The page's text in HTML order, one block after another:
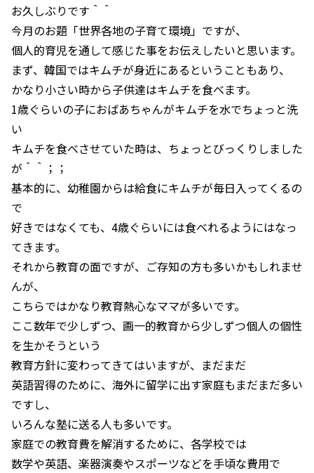
お久しぶりです＾＾
今月のお題「世界各地の子育て環境」ですが、
個人的育児を通して感じた事をお伝えしたいと思います。
まず、韓国ではキムチが身近にあるということもあり、
かなり小さい時から子供達はキムチを食べます。
1歳ぐらいの子におばあちゃんがキムチを水でちょっと洗
い
キムチを食べさせていた時は、ちょっとびっくりしました
が＾＾；；
基本的に、幼稚園からは給食にキムチが毎日入ってくるの
で
好きではなくても、4歳ぐらいには食べれるようにはなっ
てきます。
それから教育の面ですが、ご存知の方も多いかもしれませ
んが、
こちらではかなり教育熱心なママが多いです。
ここ数年で少しずつ、画一的教育から少しずつ個人の個性
を生かそうという
教育方針に変わってきてはいますが、まだまだ
英語習得のために、海外に留学に出す家庭もまだまだ多い
ですし、
いろんな塾に送る人も多いです。
家庭での教育費を解消するために、各学校では
数学や英語、楽器演奏やスポーツなどを手頃な費用で